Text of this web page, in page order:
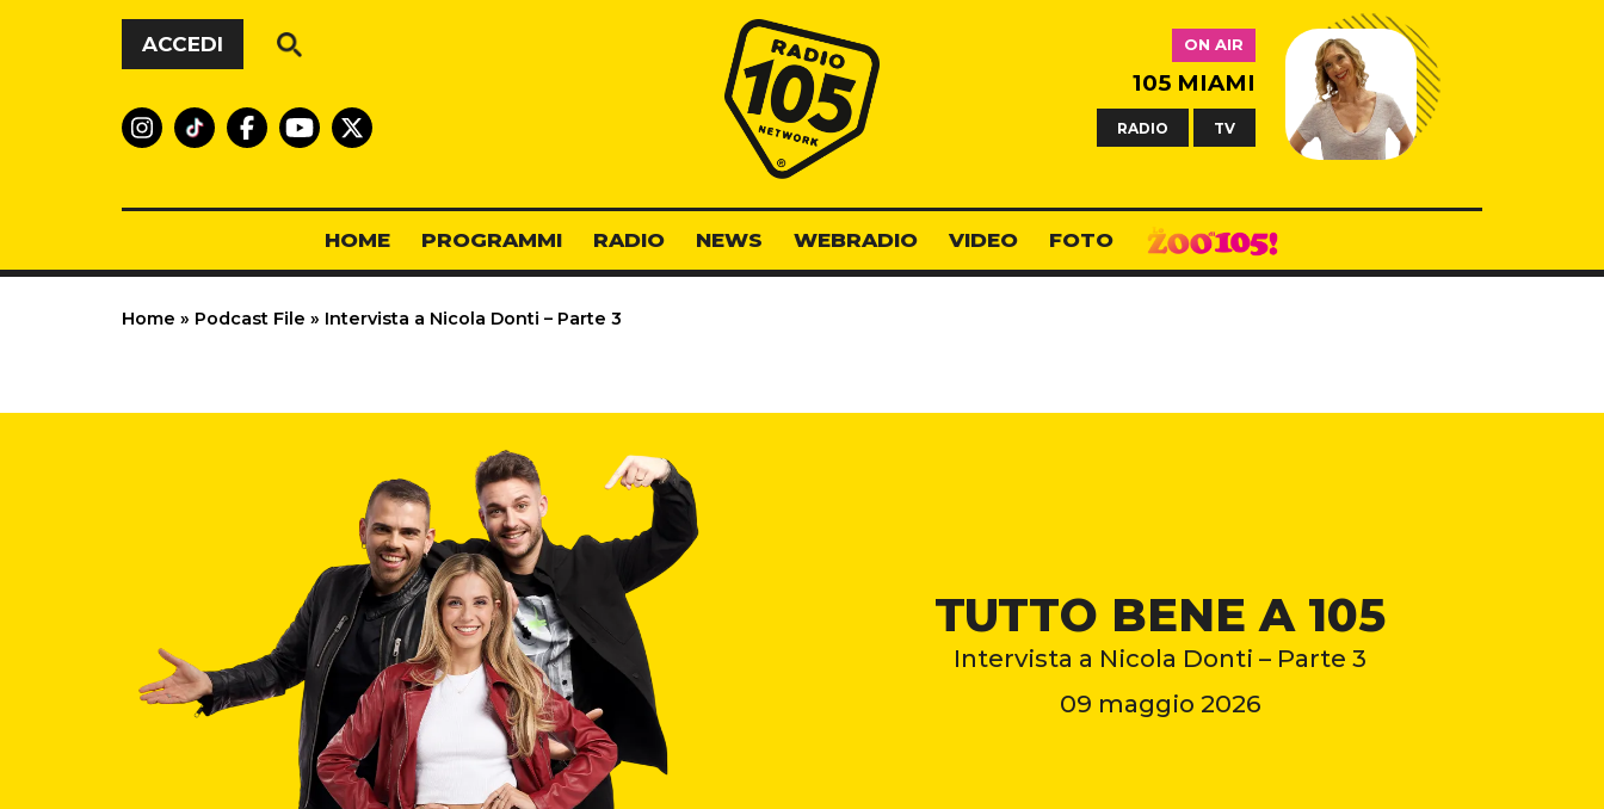
Vai al contenuto
ACCEDI
Radio 105
ON AIR
105 MIAMI
RADIO TV
HOME PROGRAMMI RADIO NEWS WEBRADIO VIDEO FOTO
Home » Podcast File » Intervista a Nicola Donti – Parte 3
TUTTO BENE A 105
Intervista a Nicola Donti – Parte 3
09 maggio 2026